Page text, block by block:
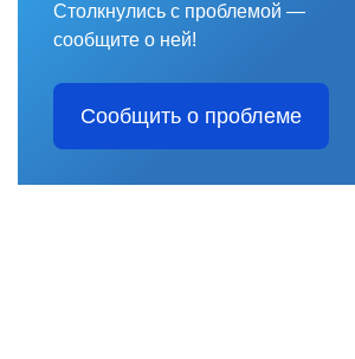
Столкнулись с проблемой —
сообщите о ней!
Сообщить о проблеме